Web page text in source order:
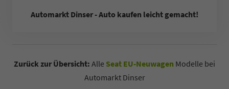
Automarkt Dinser - Auto kaufen leicht gemacht!
Zurück zur Übersicht: Alle Seat EU-Neuwagen Modelle bei
Automarkt Dinser